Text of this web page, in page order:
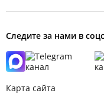
Следите за нами в
Карта сайта